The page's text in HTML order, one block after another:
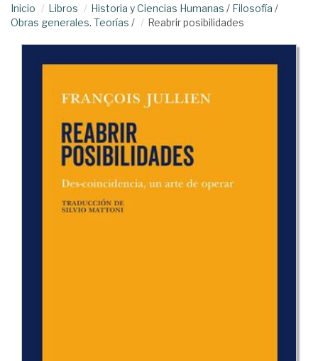
Inicio Libros Historia y Ciencias Humanas / Filosofía /
Obras generales. Teorías / Reabrir posibilidades